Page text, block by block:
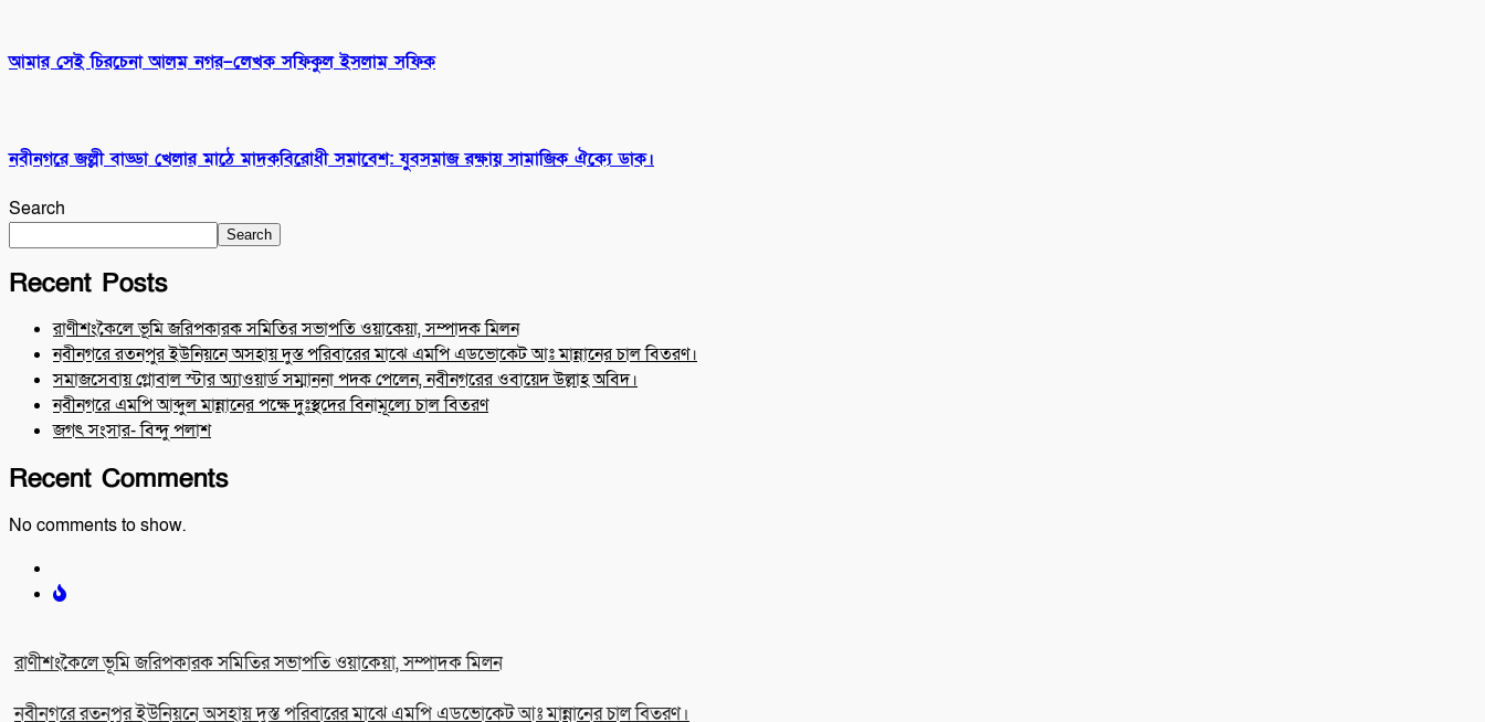
আমার সেই চিরচেনা আলম নগর–লেখক সফিকুল ইসলাম সফিক
নবীনগরে জল্লী বাড্ডা খেলার মাঠে মাদকবিরোধী সমাবেশ: যুবসমাজ রক্ষায় সামাজিক ঐক্যে ডাক।
Search
Search
Recent Posts
রাণীশংকৈলে ভূমি জরিপকারক সমিতির সভাপতি ওয়াকেয়া, সম্পাদক মিলন
নবীনগরে রতনপুর ইউনিয়নে অসহায় দুস্ত পরিবারের মাঝে এমপি এডভোকেট আঃ মান্নানের চাল বিতরণ।
সমাজসেবায় গ্লোবাল স্টার অ্যাওয়ার্ড সম্মাননা পদক পেলেন, নবীনগরের ওবায়েদ উল্লাহ অবিদ।
নবীনগরে এমপি আব্দুল মান্নানের পক্ষে দুঃস্থদের বিনামূল্যে চাল বিতরণ
জগৎ সংসার- বিন্দু পলাশ
Recent Comments
No comments to show.
রাণীশংকৈলে ভূমি জরিপকারক সমিতির সভাপতি ওয়াকেয়া, সম্পাদক মিলন
নবীনগরে রতনপুর ইউনিয়নে অসহায় দুস্ত পরিবারের মাঝে এমপি এডভোকেট আঃ মান্নানের চাল বিতরণ।